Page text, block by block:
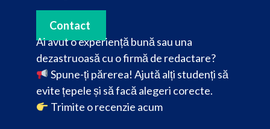
Contact
Ai avut o experiență bună sau una
dezastruoasă cu o firmă de redactare?
Spune-ți părerea! Ajută alți studenți să
evite țepele și să facă alegeri corecte.
Trimite o recenzie acum